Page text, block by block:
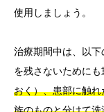
使用しましょう。
治療期間中は、以
を残さないためにも
おく）、患部に触